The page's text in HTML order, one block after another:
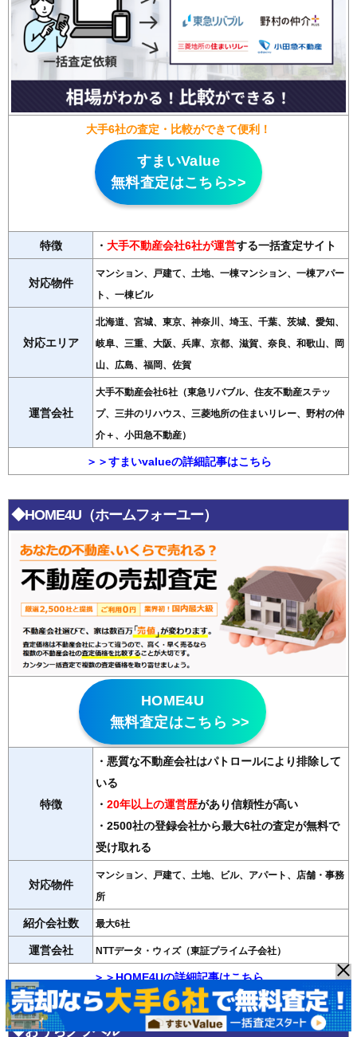
大手6社の査定・比較ができて便利！
すまいValue
無料査定はこちら>>
特徴 ・ 大手不動産会社6社が運営する一括査定サイト
対応物件
マンション、戸建て、土地、一棟マンション、一棟アパー
ト、一棟ビル
対応エリア
北海道、宮城、東京、神奈川、埼玉、千葉、茨城、愛知、
岐阜、三重、大阪、兵庫、京都、滋賀、奈良、和歌山、岡
山、広島、福岡、佐賀
運営会社
大手不動産会社6社（東急リバブル、住友不動産ステッ
プ、三井のリハウス、三菱地所の住まいリレー、野村の仲
介＋、小田急不動産）
＞＞すまいvalueの詳細記事はこちら
◆HOME4U（ホームフォーユー）
HOME4U
無料査定はこちら >>
特徴
・悪質な不動産会社はパトロールにより排除して
いる
・ 20年以上の運営歴があり信頼性が高い
・2500社の登録会社から最大6社の査定が無料で
受け取れる
対応物件
マンション、戸建て、土地、ビル、アパート、店舗・事務
所
紹介会社数 最大6社
運営会社 NTTデータ・ウィズ（東証プライム子会社）
＞＞HOME4Uの詳細記事はこちら
◆おうちクラベル